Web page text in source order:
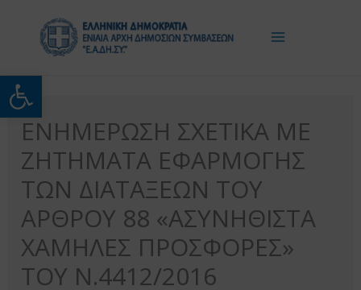
Ανοίξτε τη γραμμή
περιεχόμενο
ΕΝΗΜΕΡΩΣΗ ΣΧΕΤΙΚΑ ΜΕ
ΖΗΤΗΜΑΤΑ ΕΦΑΡΜΟΓΗΣ
ΤΩΝ ΔΙΑΤΑΞΕΩΝ ΤΟΥ
ΑΡΘΡΟΥ 88 «ΑΣΥΝΗΘΙΣΤΑ
ΧΑΜΗΛΕΣ ΠΡΟΣΦΟΡΕΣ»
ΤΟΥ Ν.4412/2016